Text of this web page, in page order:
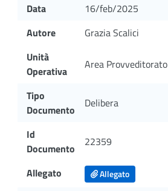
Data
16/feb/2025
Autore
Grazia Scalici
Unità
Operativa
Area Provveditorato
Tipo
Documento
Delibera
Id
Documento
22359
Allegato Allegato